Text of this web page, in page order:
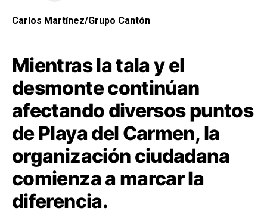
Carlos Martínez/Grupo Cantón
Mientras la tala y el
desmonte continúan
afectando diversos puntos
de Playa del Carmen, la
organización ciudadana
comienza a marcar la
diferencia.